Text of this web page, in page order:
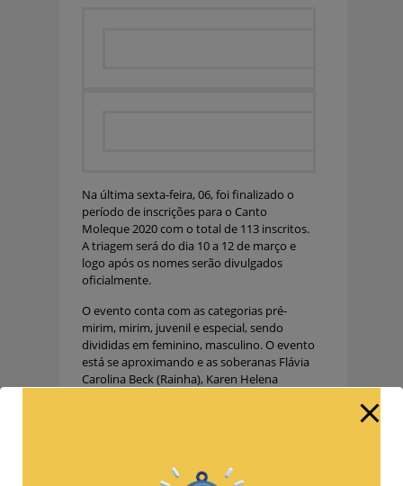
Na última sexta-feira, 06, foi finalizado o
período de inscrições para o Canto
Moleque 2020 com o total de 113 inscritos.
A triagem será do dia 10 a 12 de março e
logo após os nomes serão divulgados
oficialmente.
O evento conta com as categorias pré-
mirim, mirim, juvenil e especial, sendo
divididas em feminino, masculino. O evento
está se aproximando e as soberanas Flávia
Carolina Beck (Rainha), Karen Helena
divulgarem a festa.